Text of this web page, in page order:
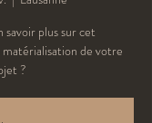
savoir plus sur cet
de votre
?